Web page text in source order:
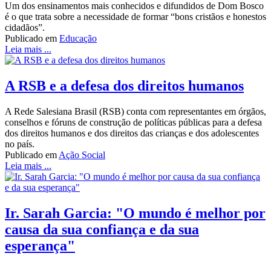
Um dos ensinamentos mais conhecidos e difundidos de Dom Bosco
é o que trata sobre a necessidade de formar “bons cristãos e honestos
cidadãos”.
Publicado em Educação
Leia mais ...
A RSB e a defesa dos direitos humanos
A Rede Salesiana Brasil (RSB) conta com representantes em órgãos,
conselhos e fóruns de construção de políticas públicas para a defesa
dos direitos humanos e dos direitos das crianças e dos adolescentes
no país.
Publicado em Ação Social
Leia mais ...
Ir. Sarah Garcia: "O mundo é melhor por
causa da sua confiança e da sua
esperança"